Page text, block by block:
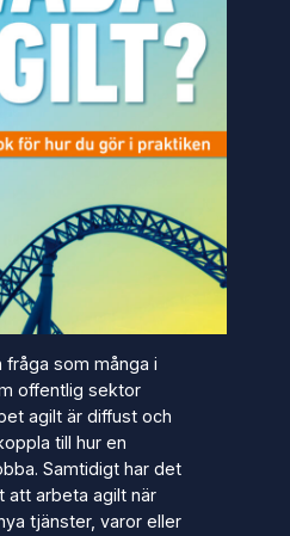
fråga som många i
offentlig sektor
agilt är diffust och
till hur en
Samtidigt har det
att arbeta agilt när
tjänster, varor eller